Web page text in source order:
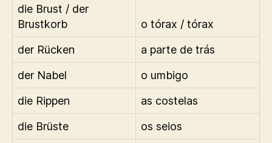
die Brust / der
Brustkorb
o tórax / tórax
der Rücken
a parte de trás
der Nabel
o umbigo
die Rippen
as costelas
die Brüste
os seios